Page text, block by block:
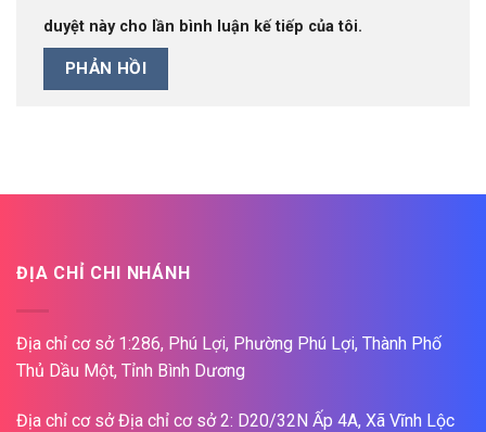
duyệt này cho lần bình luận kế tiếp của tôi.
ĐỊA CHỈ CHI NHÁNH
Địa chỉ cơ sở 1:286, Phú Lợi, Phường Phú Lợi, Thành Phố
Thủ Dầu Một, Tỉnh Bình Dương
Địa chỉ cơ sở Địa chỉ cơ sở 2: D20/32N Ấp 4A, Xã Vĩnh Lộc